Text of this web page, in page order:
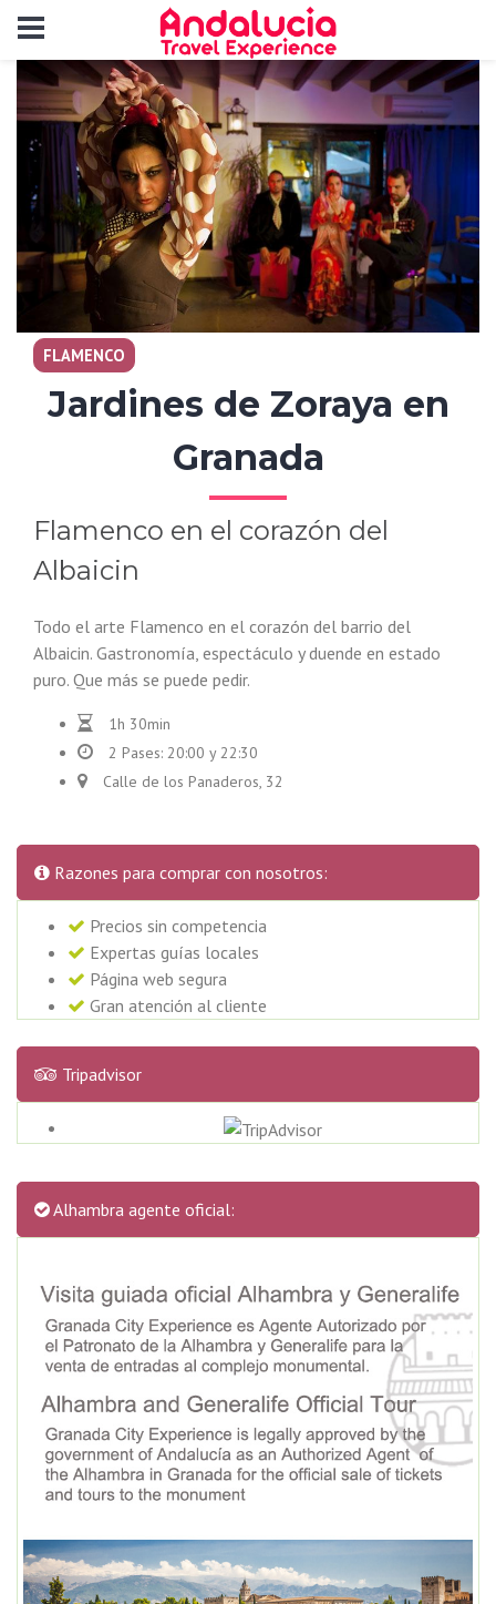
FLAMENCO
Jardines de Zoraya en
Granada
Flamenco en el corazón del
Albaicin
Todo el arte Flamenco en el corazón del barrio del
Albaicin. Gastronomía, espectáculo y duende en estado
puro. Que más se puede pedir.
1h 30min
2 Pases: 20:00 y 22:30
Calle de los Panaderos, 32
Razones para comprar con nosotros:
Precios sin competencia
Expertas guías locales
Página web segura
Gran atención al cliente
Tripadvisor
Alhambra agente oficial: